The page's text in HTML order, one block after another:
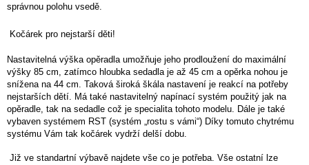
správnou polohu vsedě.
Kočárek pro nejstarší děti!
Nastavitelná výška opěradla umožňuje jeho prodloužení do maximální
výšky 85 cm, zatímco hloubka sedadla je až 45 cm a opěrka nohou je
snížena na 44 cm. Taková široká škála nastavení je reakcí na potřeby
nejstarších dětí. Má také nastavitelný napínací systém použitý jak na
opěradle, tak na sedadle což je specialita tohoto modelu. Dále je také
vybaven systémem RST (systém „rostu s vámi“) Díky tomuto chytrému
systému Vám tak kočárek vydrží delší dobu.
Již ve standartní výbavě najdete vše co je potřeba. Vše ostatní lze